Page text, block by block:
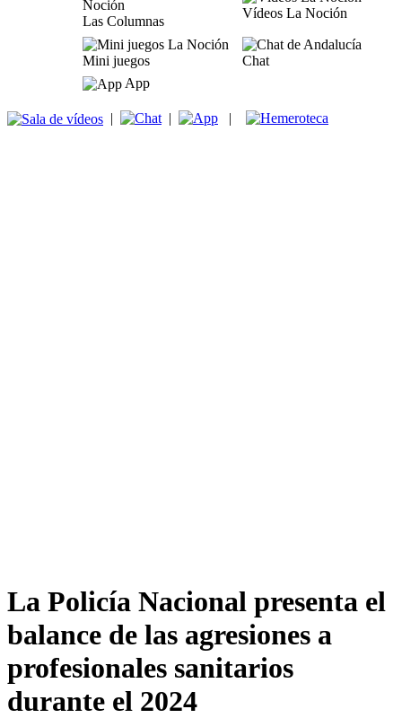
Las Columnas
Vídeos La Noción
Mini juegos
Chat
App
| | |
La Policía Nacional presenta el
balance de las agresiones a
profesionales sanitarios
durante el 2024